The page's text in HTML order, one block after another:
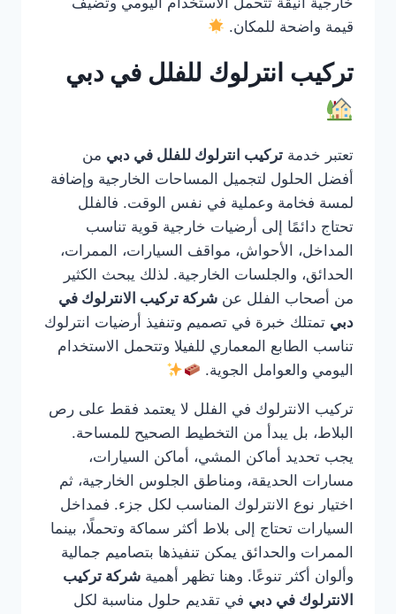
قيمة واضحة للمكان.
تركيب انترلوك للفلل في دبي
تعتبر خدمة تركيب انترلوك للفلل في دبي من
أفضل الحلول لتجميل المساحات الخارجية وإضافة
لمسة فخامة وعملية في نفس الوقت. فالفلل
تحتاج دائمًا إلى أرضيات خارجية قوية تناسب
المداخل، الأحواش، مواقف السيارات، الممرات،
الحدائق، والجلسات الخارجية. لذلك يبحث الكثير
من أصحاب الفلل عن شركة تركيب الانترلوك في
دبي تمتلك خبرة في تصميم وتنفيذ أرضيات انترلوك
تناسب الطابع المعماري للفيلا وتتحمل الاستخدام
اليومي والعوامل الجوية.
تركيب الانترلوك في الفلل لا يعتمد فقط على رص
البلاط، بل يبدأ من التخطيط الصحيح للمساحة.
يجب تحديد أماكن المشي، أماكن السيارات،
مسارات الحديقة، ومناطق الجلوس الخارجية، ثم
اختيار نوع الانترلوك المناسب لكل جزء. فمداخل
السيارات تحتاج إلى بلاط أكثر سماكة وتحملًا، بينما
الممرات والحدائق يمكن تنفيذها بتصاميم جمالية
وألوان أكثر تنوعًا. وهنا تظهر أهمية شركة تركيب
الانترلوك في دبي في تقديم حلول مناسبة لكل